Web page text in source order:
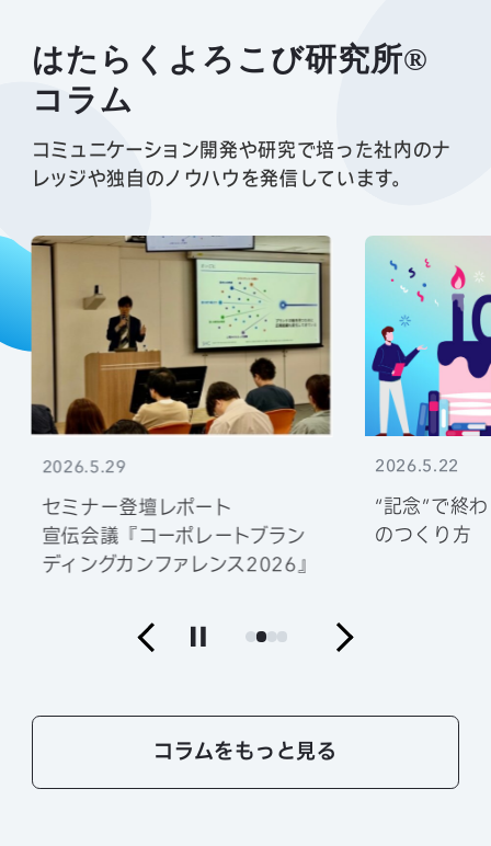
はたらくよろこび研究所®
コラム︎
コミュニケーション開発や研究で培った社内のナ
レッジや独自のノウハウを発信しています。
2026.5.29
セミナー登壇レポート
宣伝会議『コーポレートブラン
ディングカンファレンス2026』
2026.5.22
“記念”で終
のつくり方
コラムをもっと見る